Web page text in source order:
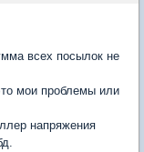
всех посылок не
мои проблемы или
напряжения